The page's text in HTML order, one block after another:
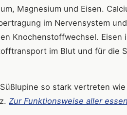
Magnesium und Eisen.
im Nervensystem
Knochenstoffwechsel. Eisen
im Blut und für die
so stark vertreten
Zur Funktionsweise aller